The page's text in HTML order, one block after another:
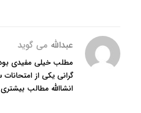
عبدالله می گوید
مطلب خیلی مفیدی
گرانی یکی از
انشاالله مطالب